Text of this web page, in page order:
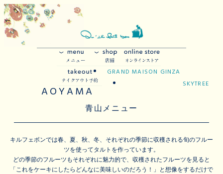
GRAND MAISON GINZA
SKYTREE
AOYAMA
青山メニュー
キルフェボンでは春、夏、秋、冬、それぞれの季節に収穫される旬のフルー
ツを使ってタルトを作っています。
どの季節のフルーツもそれぞれに魅力的で、収穫されたフルーツを見ると
「これをケーキにしたらどんなに美味しいのだろう！」と想像をするだけで